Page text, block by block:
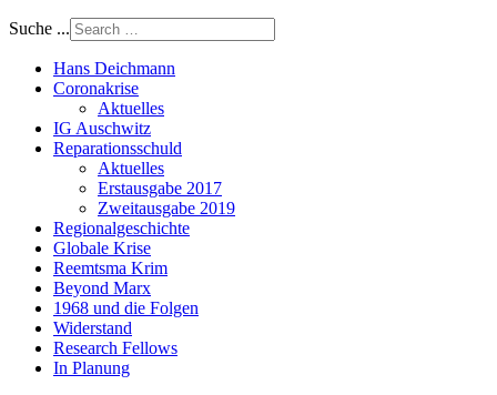
Suche ...
Hans Deichmann
Coronakrise
Aktuelles
IG Auschwitz
Reparationsschuld
Aktuelles
Erstausgabe 2017
Zweitausgabe 2019
Regionalgeschichte
Globale Krise
Reemtsma Krim
Beyond Marx
1968 und die Folgen
Widerstand
Research Fellows
In Planung